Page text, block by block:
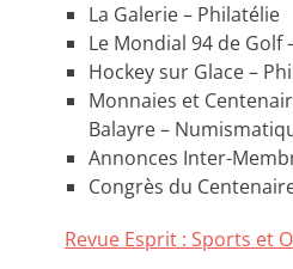
La Galerie – Philatélie
Le Mondial 94 de Golf
Hockey sur Glace –
Monnaies et
Balayre –
Annonces Inter-
Congrès du
Revue Esprit : Sports et